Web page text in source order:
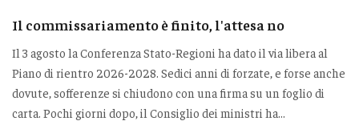
Il commissariamento è finito, l'attesa no
Il 3 agosto la Conferenza Stato-Regioni ha dato il via libera al
Piano di rientro 2026-2028. Sedici anni di forzate, e forse anche
dovute, sofferenze si chiudono con una firma su un foglio di
carta. Pochi giorni dopo, il Consiglio dei ministri ha...